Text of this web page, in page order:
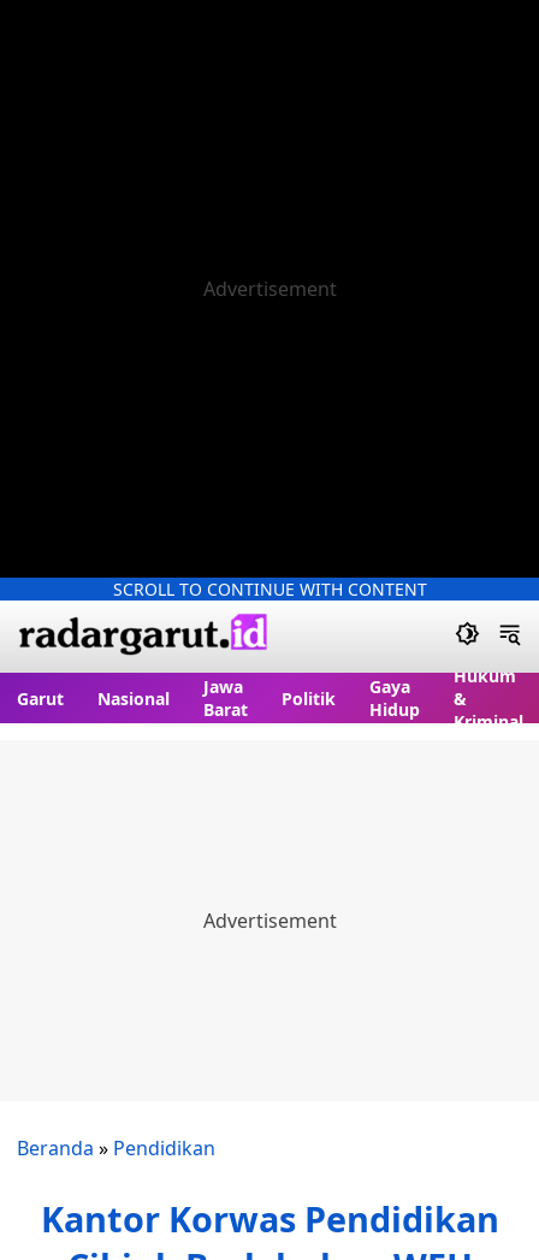
SCROLL TO CONTINUE WITH CONTENT
Garut Nasional
Jawa
Barat
Politik
Gaya
Hidup
Hukum
&
Kriminal
Beranda » Pendidikan
Kantor Korwas Pendidikan